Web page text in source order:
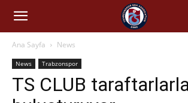
Ana Sayfa News
News Trabzonspor
TS CLUB